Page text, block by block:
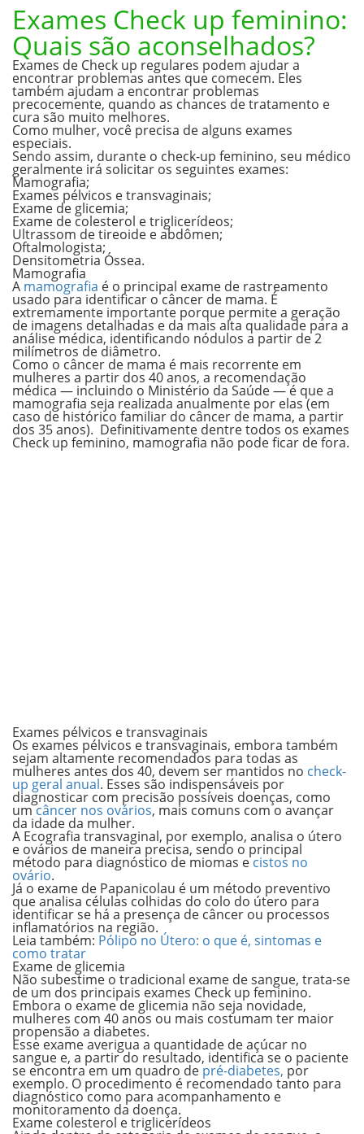
Exames Check up feminino:
Quais são aconselhados?
Exames de Check up regulares podem ajudar a
encontrar problemas antes que comecem. Eles
também ajudam a encontrar problemas
precocemente, quando as chances de tratamento e
cura são muito melhores.
Como mulher, você precisa de alguns exames
especiais.
Sendo assim, durante o check-up feminino, seu médico
geralmente irá solicitar os seguintes exames:
Mamografia;
Exames pélvicos e transvaginais;
Exame de glicemia;
Exame de colesterol e triglicerídeos;
Ultrassom de tireoide e abdômen;
Oftalmologista;
Densitometria Óssea.
Mamografia
A mamografia é o principal exame de rastreamento
usado para identificar o câncer de mama. É
extremamente importante porque permite a geração
de imagens detalhadas e da mais alta qualidade para a
análise médica, identificando nódulos a partir de 2
milímetros de diâmetro.
Como o câncer de mama é mais recorrente em
mulheres a partir dos 40 anos, a recomendação
médica — incluindo o Ministério da Saúde — é que a
mamografia seja realizada anualmente por elas (em
caso de histórico familiar do câncer de mama, a partir
dos 35 anos). Definitivamente dentre todos os exames
Check up feminino, mamografia não pode ficar de fora.
Exames pélvicos e transvaginais
Os exames pélvicos e transvaginais, embora também
sejam altamente recomendados para todas as
mulheres antes dos 40, devem ser mantidos no check-
up geral anual. Esses são indispensáveis por
diagnosticar com precisão possíveis doenças, como
umcâncer nos ovários, mais comuns com o avançar
da idade da mulher.
A Ecografia transvaginal, por exemplo, analisa o útero
e ovários de maneira precisa, sendo o principal
método para diagnóstico de miomas ecistos no
ovário.
Já o exame de Papanicolau é um método preventivo
que analisa células colhidas do colo do útero para
identificar se há a presença de câncer ou processos
inflamatórios na região.
Leia também: Pólipo no Útero: o que é, sintomas e
como tratar
Exame de glicemia
Não subestime o tradicional exame de sangue, trata-se
de um dos principais exames Check up feminino.
Embora o exame de glicemia não seja novidade,
mulheres com 40 anos ou mais costumam ter maior
propensão a diabetes.
Esse exame averigua a quantidade de açúcar no
sangue e, a partir do resultado, identifica se o paciente
se encontra em um quadro depré-diabetes, por
exemplo. O procedimento é recomendado tanto para
diagnóstico como para acompanhamento e
monitoramento da doença.
Exame colesterol e triglicerídeos